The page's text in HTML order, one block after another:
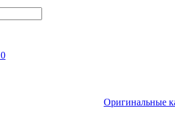
0
Оригинальные